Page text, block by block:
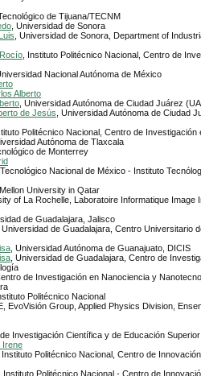
de Tijuana/TECNM
, Universidad de Sonora
, Universidad de Sonora, Department of
, Instituto Politécnico Nacional, Centro de
Nacional Autónoma de México
Alberto
, Universidad Autónoma de Ciudad Juárez
de Jesús , Universidad Autónoma de Ciudad
Politécnico Nacional, Centro de Investigación
Autónoma de Tlaxcala
de Monterrey
, Tecnológico Nacional de México - Instituto
Mellon University in Qatar
of La Rochelle, Laboratoire Informatique Image
de Guadalajara, Jalisco
, Universidad de Guadalajara, Centro Universitario
, Universidad Autónoma de Guanajuato, DICIS
, Universidad de Guadalajara, Centro de
de Investigación en Nanociencia y
Politécnico Nacional
EvoVisión Group, Applied Physics Division,
de Investigación Científica y de Educación
Irene
, Instituto Politécnico Nacional, Centro de
, Instituto Politécnico Nacional - Centro de